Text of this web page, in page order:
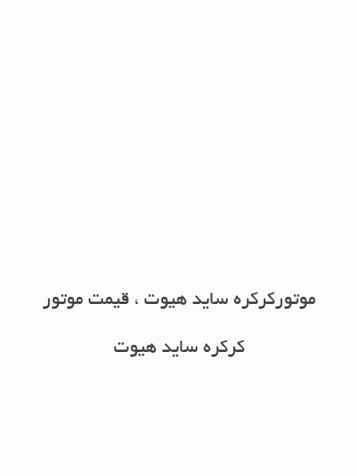
موتورکرکره ساید هیوت ، قیمت موتور
کرکره ساید هیوت